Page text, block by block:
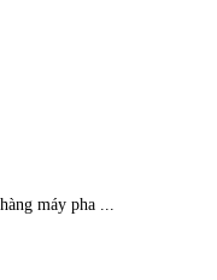
máy pha ...